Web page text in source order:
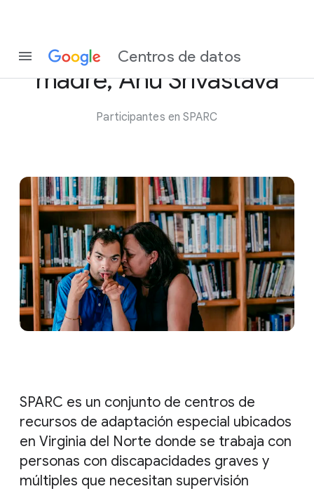
Centros de datos
Conoce a Taku y a su
madre, Anu Srivastava
Participantes en SPARC
SPARC es un conjunto de centros de
recursos de adaptación especial ubicados
en Virginia del Norte donde se trabaja con
personas con discapacidades graves y
múltiples que necesitan supervisión